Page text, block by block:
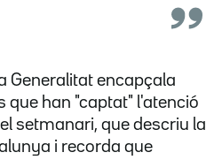
Generalitat encapçala
que han "captat" l'atenció
setmanari, que descriu la
i recorda que